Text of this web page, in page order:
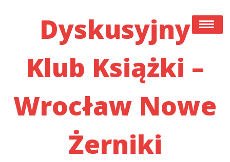
Dyskusyjny
Klub Książki –
Wrocław Nowe
Żerniki
#22 (bez Tytułu)
Co Czytamy Obecnie, A Co Już Przeczytaliśmy I
Także Listę Pytań I Zagadnień Jakie Poruszyliśmy.
Przykładowa Strona